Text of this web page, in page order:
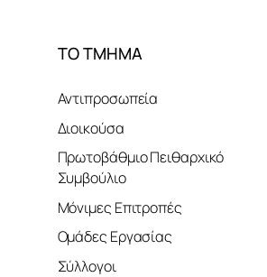
ΤΟ ΤΜΗΜΑ
Αντιπροσωπεία
Διοικούσα
Πρωτοβάθμιο Πειθαρχικό
Συμβούλιο
Μόνιμες Επιτροπές
Ομάδες Εργασίας
Σύλλογοι